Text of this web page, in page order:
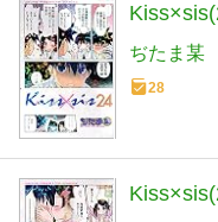
ぢたま某
28